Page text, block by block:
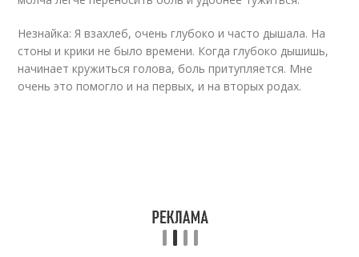
Незнайка: Я взахлеб, очень глубоко и часто дышала. На
стоны и крики не было времени. Когда глубоко дышишь,
начинает кружиться голова, боль притупляется. Мне
очень это помогло и на первых, и на вторых родах.